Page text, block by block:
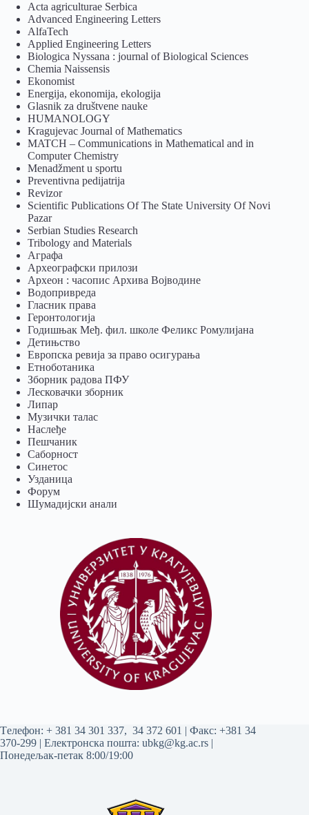
Acta agriculturae Serbica
Advanced Engineering Letters
AlfaTech
Applied Engineering Letters
Biologica Nyssana : journal of Biological Sciences
Chemia Naissensis
Ekonomist
Energija, ekonomija, ekologija
Glasnik za društvene nauke
HUMANOLOGY
Kragujevac Journal of Mathematics
MATCH – Communications in Mathematical and in
Computer Chemistry
Menadžment u sportu
Preventivna pedijatrija
Revizor
Scientific Publications Of The State University Of Novi
Pazar
Serbian Studies Research
Tribology and Materials
Аграфа
Археографски прилози
Археон : часопис Архива Војводине
Водопривреда
Гласник права
Геронтологија
Годишњак Међ. фил. школе Феликс Ромулијана
Детињство
Европска ревија за право осигурања
Eтноботаника
Зборник радова ПФУ
Лесковачки зборник
Липар
Музички талас
Наслеђе
Пешчаник
Саборност
Синетос
Узданица
Форум
Шумадијски анали
Tелефон: + 381 34 301 337, 34 372 601 | Факс: +381 34
370-299 | Електронска пошта: ubkg@kg.ac.rs |
Понедељак-петак 8:00/19:00